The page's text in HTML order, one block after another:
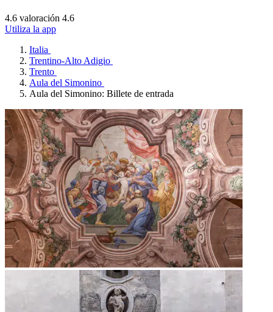
4.6 valoración 4.6
Utiliza la app
Italia
Trentino-Alto Adigio
Trento
Aula del Simonino
Aula del Simonino: Billete de entrada